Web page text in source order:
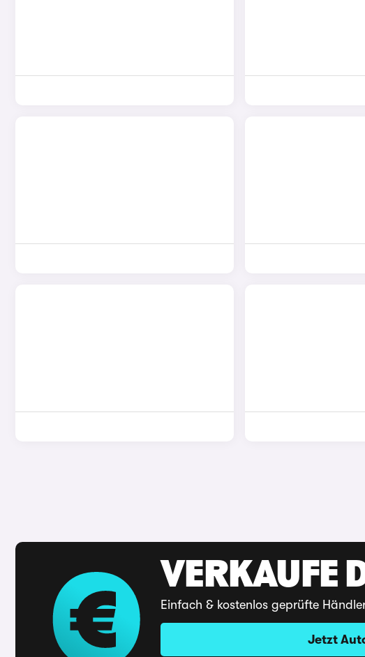
VERKAUFE
Einfach & kostenlos geprüfte
Jetzt